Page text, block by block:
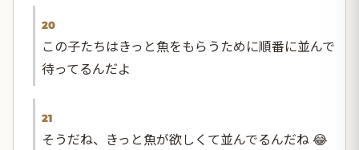
20
この子たちはきっと魚をもらうために順番に並んで
待ってるんだよ
21
そうだね、きっと魚が欲しくて並んでるんだね 😂